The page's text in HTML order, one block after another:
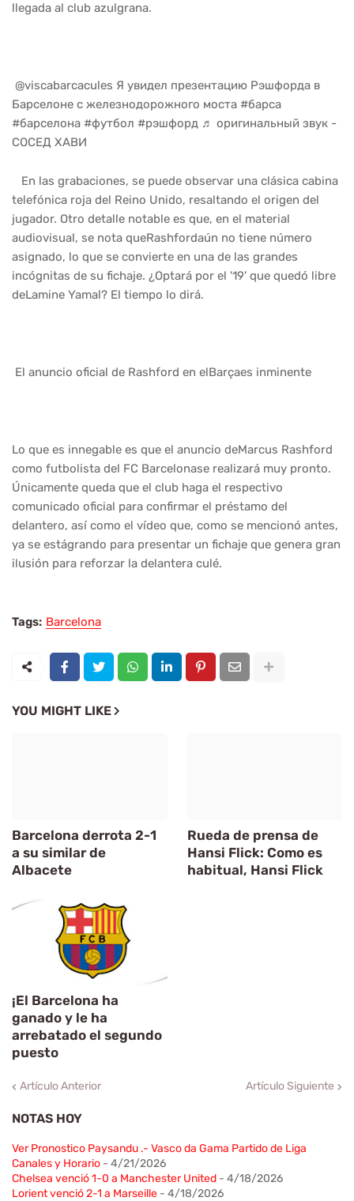
llegada al club azulgrana.
@viscabarcacules Я увидел презентацию Рэшфорда в
Барселоне с железнодорожного моста #барса
#барселона #футбол #рэшфорд ♬ оригинальный звук -
СОСЕД ХАВИ
En las grabaciones, se puede observar una clásica cabina
telefónica roja del Reino Unido, resaltando el origen del
jugador. Otro detalle notable es que, en el material
audiovisual, se nota queRashfordaún no tiene número
asignado, lo que se convierte en una de las grandes
incógnitas de su fichaje. ¿Optará por el '19' que quedó libre
deLamine Yamal? El tiempo lo dirá.
El anuncio oficial de Rashford en elBarçaes inminente
Lo que es innegable es que el anuncio deMarcus Rashford
como futbolista del FC Barcelonase realizará muy pronto.
Únicamente queda que el club haga el respectivo
comunicado oficial para confirmar el préstamo del
delantero, así como el vídeo que, como se mencionó antes,
ya se estágrando para presentar un fichaje que genera gran
ilusión para reforzar la delantera culé.
Tags: Barcelona
YOU MIGHT LIKE
Barcelona derrota 2-1
a su similar de
Albacete
Rueda de prensa de
Hansi Flick: Como es
habitual, Hansi Flick
¡El Barcelona ha
ganado y le ha
arrebatado el segundo
puesto
Artículo Anterior Artículo Siguiente
NOTAS HOY
Ver Pronostico Paysandu .- Vasco da Gama Partido de Liga
Canales y Horario - 4/21/2026
Chelsea venció 1-0 a Manchester United - 4/18/2026
Lorient venció 2-1 a Marseille - 4/18/2026